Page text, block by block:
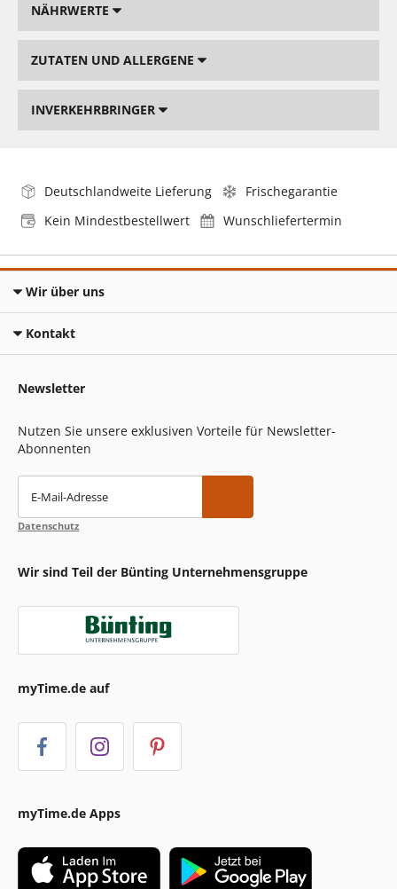
NÄHRWERTE
ZUTATEN UND ALLERGENE
INVERKEHRBRINGER
Deutschlandweite Lieferung
Frischegarantie
Kein Mindestbestellwert
Wunschliefertermin
Wir über uns
Kontakt
Newsletter
Nutzen Sie unsere exklusiven Vorteile für Newsletter-
Abonnenten
E-Mail-Adresse
Datenschutz
Wir sind Teil der Bünting Unternehmensgruppe
myTime.de auf
myTime.de Apps